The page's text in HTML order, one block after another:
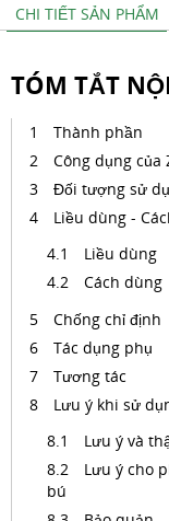
CHI TIẾT SẢN PHẨM
TÓM TẮT
Thành phần
Công dụng của
Đối tượng sử
Liều dùng -
Liều dùng
Cách dùng
Chống chỉ định
Tác dụng phụ
Tương tác
Lưu ý khi sử
Lưu ý và
Lưu ý cho
bú